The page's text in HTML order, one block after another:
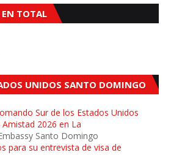
TOTAL
UNIDOS SANTO DOMINGO
Sur de los Estados Unidos
2026 en La
Santo Domingo
para su entrevista de visa de